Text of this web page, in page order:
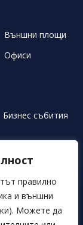
правилно
и външни
Можете да
Външни площи
Офиси
Бизнес събития